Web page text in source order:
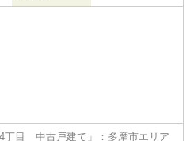
4丁目 中古戸建て」：多摩市エリア